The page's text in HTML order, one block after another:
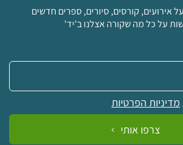
אירועים, קורסים, סיורים, ספרים חדשים
על כל מה שקורה אצלנו ב'יד'
מדיניות הפרטיות
צרפו אותי